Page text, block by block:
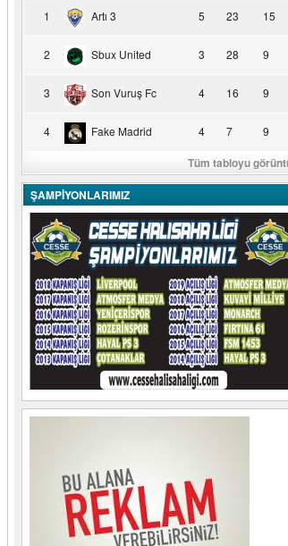
1 Artı 3 5 23 15
2 Sbux United 3 28 9
3 Son Vuruş Fc 4 16 9
4 Fake Madrid 4 7 9
Tüm tabloyu
ŞAMPİYONLARIMIZ